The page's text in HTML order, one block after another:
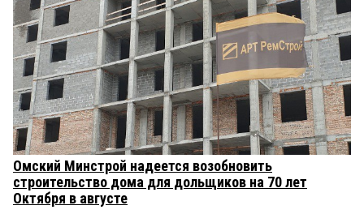
Омский Минстрой надеется возобновить
строительство дома для дольщиков на 70 лет
Октября в августе